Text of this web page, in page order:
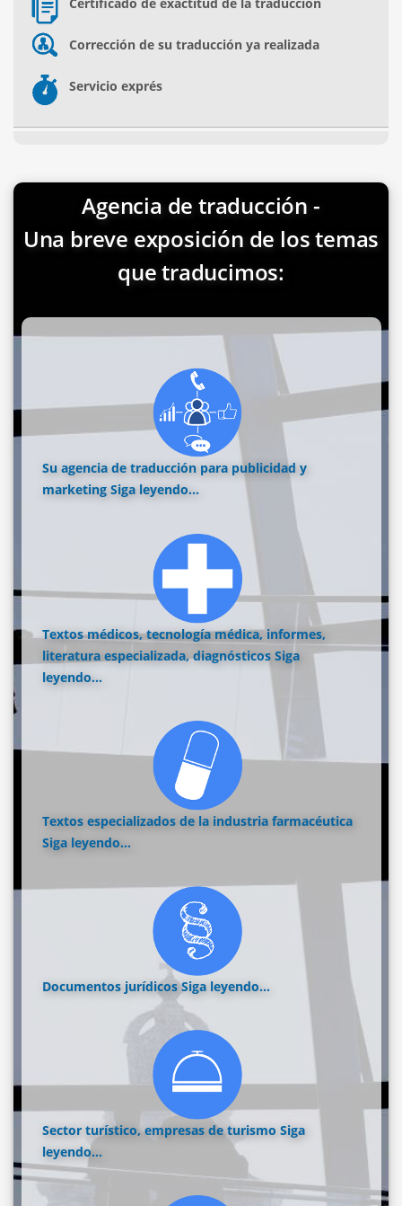
Corrección de su traducción ya realizada
Servicio exprés
Agencia de traducción -
Una breve exposición de los temas
que traducimos:
Su agencia de traducción para publicidad y
marketing Siga leyendo...
Textos médicos, tecnología médica, informes,
literatura especializada, diagnósticos Siga
leyendo...
Textos especializados de la industria farmacéutica
Siga leyendo...
Documentos jurídicos Siga leyendo...
Sector turístico, empresas de turismo Siga
leyendo...